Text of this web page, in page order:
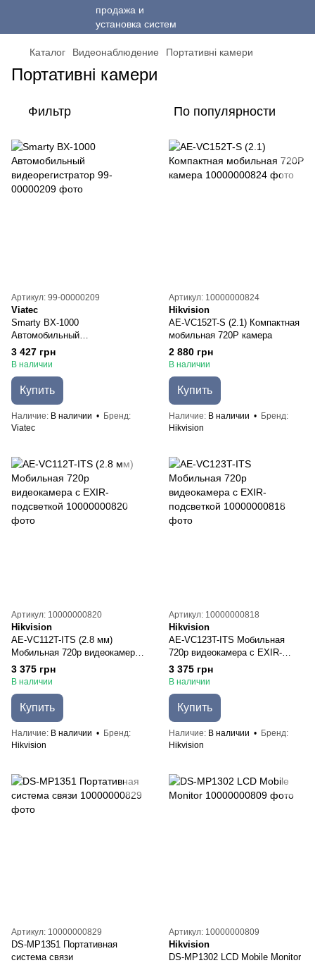
Каталог Видеонаблюдение Портативні камери
Портативні камери
Фильтр По популярности
Артикул: 99-00000209
Viatec
Smarty BX-1000
Автомобильный
видеорегистратор
3 427 грн
В наличии
Купить
Наличие В наличии
Бренд
Viatec
Артикул: 10000000824
Hikvision
AE-VC152T-S (2.1) Компактная
мобильная 720P камера
2 880 грн
В наличии
Купить
Наличие В наличии
Бренд
Hikvision
Артикул: 10000000820
Hikvision
AE-VC112T-ITS (2.8 мм)
Мобильная 720p видеокамера
с EXIR-подсветкой
3 375 грн
В наличии
Купить
Наличие В наличии
Бренд
Hikvision
Артикул: 10000000818
Hikvision
AE-VC123T-ITS Мобильная
720p видеокамера с EXIR-
подсветкой
3 375 грн
В наличии
Купить
Наличие В наличии
Бренд
Hikvision
Артикул: 10000000829
DS-MP1351 Портативная
система связи
Артикул: 10000000809
Hikvision
DS-MP1302 LCD Mobile Monitor